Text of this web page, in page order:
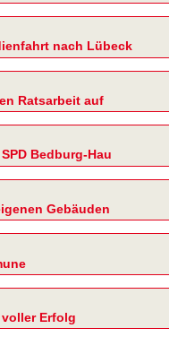
nach Lübeck
Ratsarbeit auf
Bedburg-Hau
Gebäuden
Erfolg